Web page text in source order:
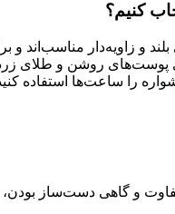
کنیم؟
و زاویه‌دار مناسب‌اند
پوست‌های روشن و طلای
را ساعت‌ها استفاده
و گاهی دست‌ساز بودن،